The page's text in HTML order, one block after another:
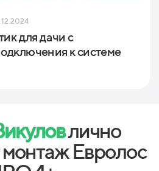
для дачи с
к системе
лично
монтаж Евролос